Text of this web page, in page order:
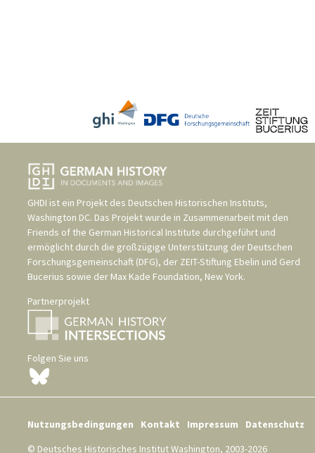
GHDI ist ein Projekt des Deutschen Historischen Instituts,
Washington DC. Das Projekt wurde in Zusammenarbeit mit den
Friends of the German Historical Institute durchgeführt und
ermöglicht durch die großzügige Unterstützung der Deutschen
Forschungsgemeinschaft (DFG), der ZEIT-Stiftung Ebelin und Gerd
Bucerius sowie der Max Kade Foundation, New York.
Partnerprojekt
Folgen Sie uns
Nutzungsbedingungen Kontakt Impressum
Datenschutz
© Deutsches Historisches Institut Washington, 2003-2026